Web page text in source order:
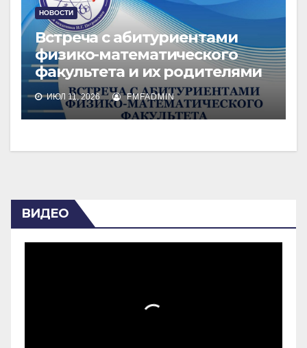
НОВОСТИ
Встреча с абитуриентами
физико-математического
факультета и их родителями
ИЮЛ 11, 2026 FMFADMIN
ВИДЕО